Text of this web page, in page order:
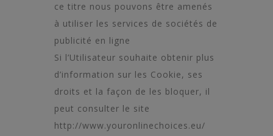
ce titre nous pouvons être amenés
à utiliser les services de sociétés de
publicité en ligne
Si l’Utilisateur souhaite obtenir plus
d’information sur les Cookie, ses
droits et la façon de les bloquer, il
peut consulter le site
http://www.youronlinechoices.eu/